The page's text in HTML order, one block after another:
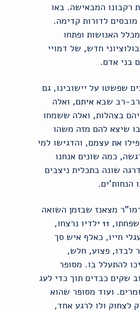
רקבונו המבאישה. באו
מובסים לדורות קדימה.
האנושות ופתחו
חדש, של דמויי
בני אדם.
שפשטו על יישובינו, גם
רב שבא איתם, ואלה
בצהלות, ואלה ששמחו
שיצא להם מזה משהו
את עצמם, והדגישו למי
כמה שונים אנחנו
שונה בתכלית ניצבים
הנחות'ים.
מצאנז שבזמן השואה
איבד את כל משפחתו, 11 ילדיו נרצחו,
חייו, כאלף איש סך
לבדו, פצוע, חלש,
להתעלל בו. מסופר
שקים כבדים תוך כדי לעג
ועוד מסופר שהוא
לצחוק ולו לרגע אחד,